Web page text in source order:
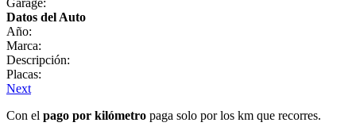
Datos del Auto
Año:
Marca:
Descripción:
Placas:
Next
Con el pago por kilómetro paga solo por los km que recorres.